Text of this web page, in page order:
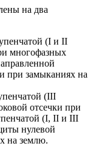
на два
(I и II
многофазных
при замыканиях на
(III
отсечки при
(I, II и III
нулевой
на землю.